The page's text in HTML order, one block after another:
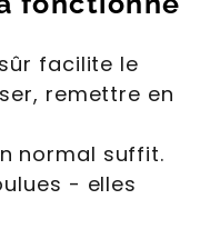
facilite le
remettre en
normal suffit.
- elles